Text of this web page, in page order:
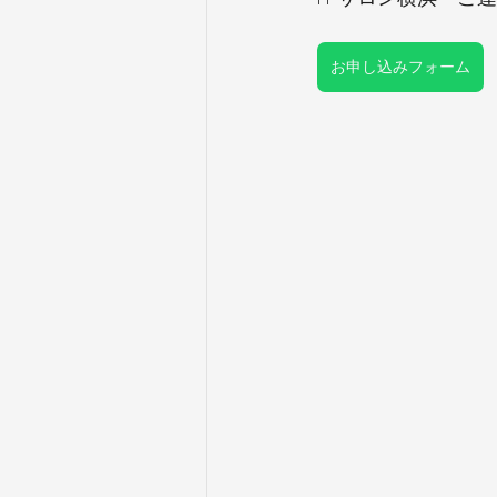
お申し込みフォーム